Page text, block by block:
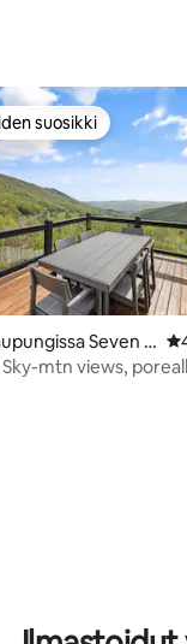
5/5, 114 arvostelua
suosikkien
suosikki
Seven D
mtn views,